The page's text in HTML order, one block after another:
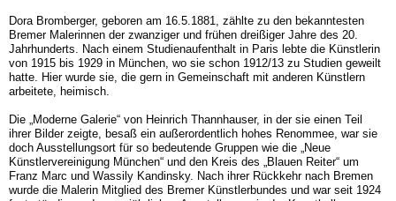
Dora Bromberger, geboren am 16.5.1881, zählte zu den bekanntesten
Bremer Malerin­nen der zwanziger und frühen dreißiger Jahre des 20.
Jahrhunderts. Nach einem Studi­enaufenthalt in Paris lebte die Künstlerin
von 1915 bis 1929 in München, wo sie schon 1912/13 zu Studien geweilt
hatte. Hier wurde sie, die gern in Gemeinschaft mit anderen Künstlern
arbeitete, heimisch.
Die „Moderne Galerie“ von Heinrich Thannhauser, in der sie einen Teil
ihrer Bilder zeig­te, besaß ein außerordentlich hohes Renommee, war sie
doch Ausstellungsort für so bedeutende Gruppen wie die „Neue
Künstlervereinigung München“ und den Kreis des „Blauen Reiter“ um
Franz Marc und Wassily Kandinsky. Nach ihrer Rückkehr nach Bre­men
wurde die Malerin Mitglied des Bremer Künstlerbundes und war seit 1924